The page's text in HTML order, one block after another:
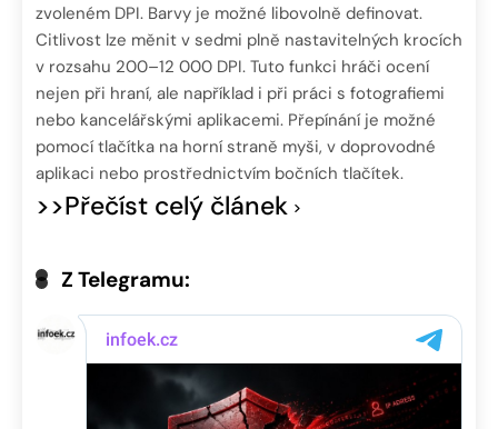
zvoleném DPI. Barvy je možné libovolně definovat.
Citlivost lze měnit v sedmi plně nastavitelných krocích
v rozsahu 200–12 000 DPI. Tuto funkci hráči ocení
nejen při hraní, ale například i při práci s fotografiemi
nebo kancelářskými aplikacemi. Přepínání je možné
pomocí tlačítka na horní straně myši, v doprovodné
aplikaci nebo prostřednictvím bočních tlačítek.
>>Přečíst celý článek
Z Telegramu: